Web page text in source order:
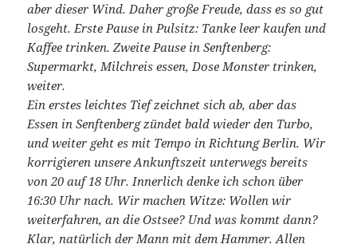
aber dieser Wind. Daher große Freude, dass es so gut
losgeht. Erste Pause in Pulsitz: Tanke leer kaufen und
Kaffee trinken. Zweite Pause in Senftenberg:
Supermarkt, Milchreis essen, Dose Monster trinken,
weiter.
Ein erstes leichtes Tief zeichnet sich ab, aber das
Essen in Senftenberg zündet bald wieder den Turbo,
und weiter geht es mit Tempo in Richtung Berlin. Wir
korrigieren unsere Ankunftszeit unterwegs bereits
von 20 auf 18 Uhr. Innerlich denke ich schon über
16:30 Uhr nach. Wir machen Witze: Wollen wir
weiterfahren, an die Ostsee? Und was kommt dann?
Klar, natürlich der Mann mit dem Hammer. Allen